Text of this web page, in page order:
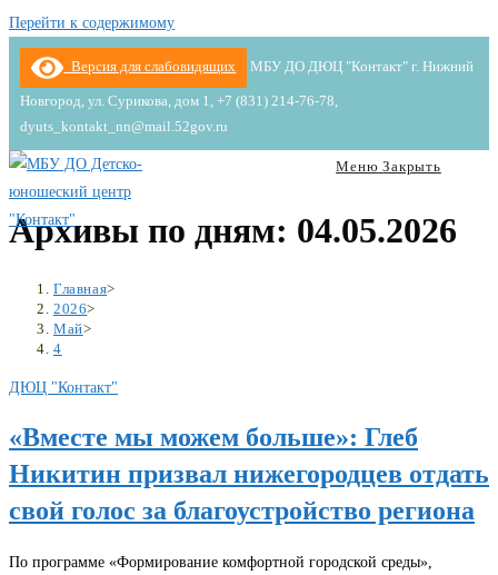
Перейти к содержимому
Версия для слабовидящих МБУ ДО ДЮЦ "Контакт" г. Нижний
Новгород, ул. Сурикова, дом 1, +7 (831) 214-76-78,
dyuts_kontakt_nn@mail.52gov.ru
Меню Закрыть
Архивы по дням: 04.05.2026
Главная>
2026>
Май>
4
ДЮЦ "Контакт"
«Вместе мы можем больше»: Глеб
Никитин призвал нижегородцев отдать
свой голос за благоустройство региона
По программе «Формирование комфортной городской среды»,